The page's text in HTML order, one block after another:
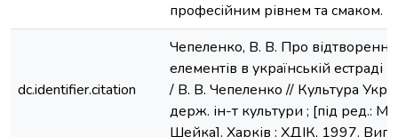
професійним рівнем та смаком.
dc.identifier.citation
Чепеленко, В. В. Про
елементів в українській естраді
/ В. В. Чепеленко // Культура
держ. ін-т культури ; [під ред.:
Шейка]. Харків : ХДІК, 1997.